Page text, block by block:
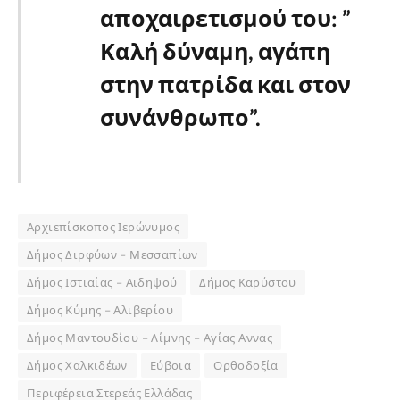
αποχαιρετισμού του: ”
Καλή δύναμη, αγάπη
στην πατρίδα και στον
συνάνθρωπο”.
Αρχιεπίσκοπος Ιερώνυμος
Δήμος Διρφύων – Μεσσαπίων
Δήμος Ιστιαίας – Αιδηψού
Δήμος Καρύστου
Δήμος Κύμης – Αλιβερίου
Δήμος Μαντουδίου – Λίμνης – Αγίας Αννας
Δήμος Χαλκιδέων
Εύβοια
Ορθοδοξία
Περιφέρεια Στερεάς Ελλάδας